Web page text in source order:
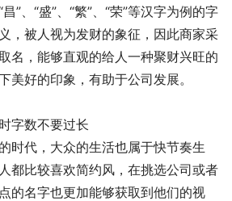
”、“盛”、“繁”、“荣”等汉字为例的字
，被人视为发财的象征，因此商家采
名，能够直观的给人一种聚财兴旺的
美好的印象，有助于公司发展。
字数不要过长
时代，大众的生活也属于快节奏生
都比较喜欢简约风，在挑选公司或者
的名字也更加能够获取到他们的视